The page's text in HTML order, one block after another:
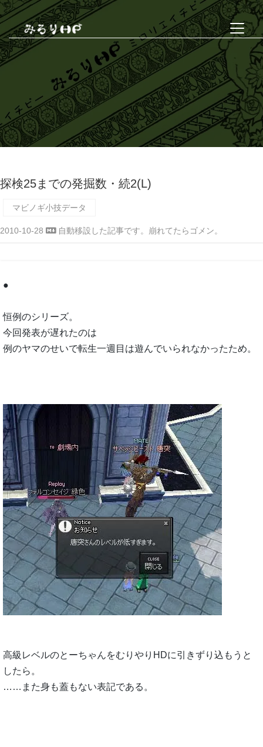
探検25までの発掘数・続2(L)
マビノギ小技データ
2010-10-28 自動移設した記事です。崩れてたらゴメン。
●
恒例のシリーズ。
今回発表が遅れたのは
例のヤマのせいで転生一週目は遊んでいられなかったため。
高級レベルのとーちゃんをむりやりHDに引きずり込もうと
したら。
……また身も蓋もない表記である。